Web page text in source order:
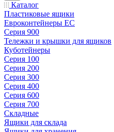
Каталог
Пластиковые ящики
Евроконтейнеры ЕС
Серия 900
Тележки и крышки для ящиков
Куботейнеры
Серия 100
Серия 200
Серия 300
Серия 400
Серия 600
Серия 700
Складные
Ящики для склада